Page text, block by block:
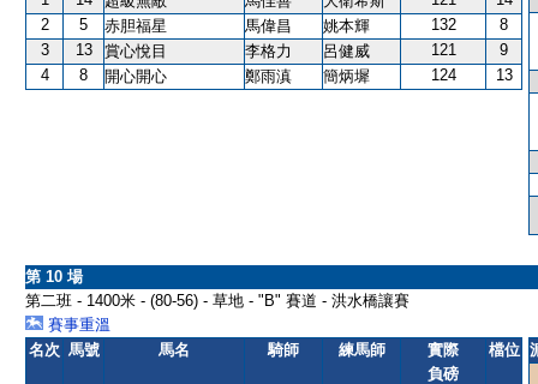
2
5 赤胆福星 馬偉昌 姚本輝 132
8
3
13 賞心悅目 李格力 呂健威 121
9
4
8 開心開心 鄭雨滇 簡炳墀 124 13
第 10 場
第二班 - 1400米 - (80-56) - 草地 - "B" 賽道 - 洪水橋讓賽
賽事重溫
名次 馬號 馬名 騎師 練馬師
實際
負磅
檔位